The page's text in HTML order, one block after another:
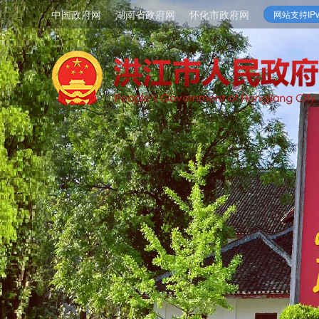
中国政府网 湖南省政府网 怀化市政府网 网站支持